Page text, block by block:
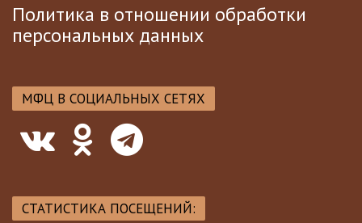
Политика в отношении обработки
персональных данных
МФЦ В СОЦИАЛЬНЫХ СЕТЯХ
СТАТИСТИКА ПОСЕЩЕНИЙ: